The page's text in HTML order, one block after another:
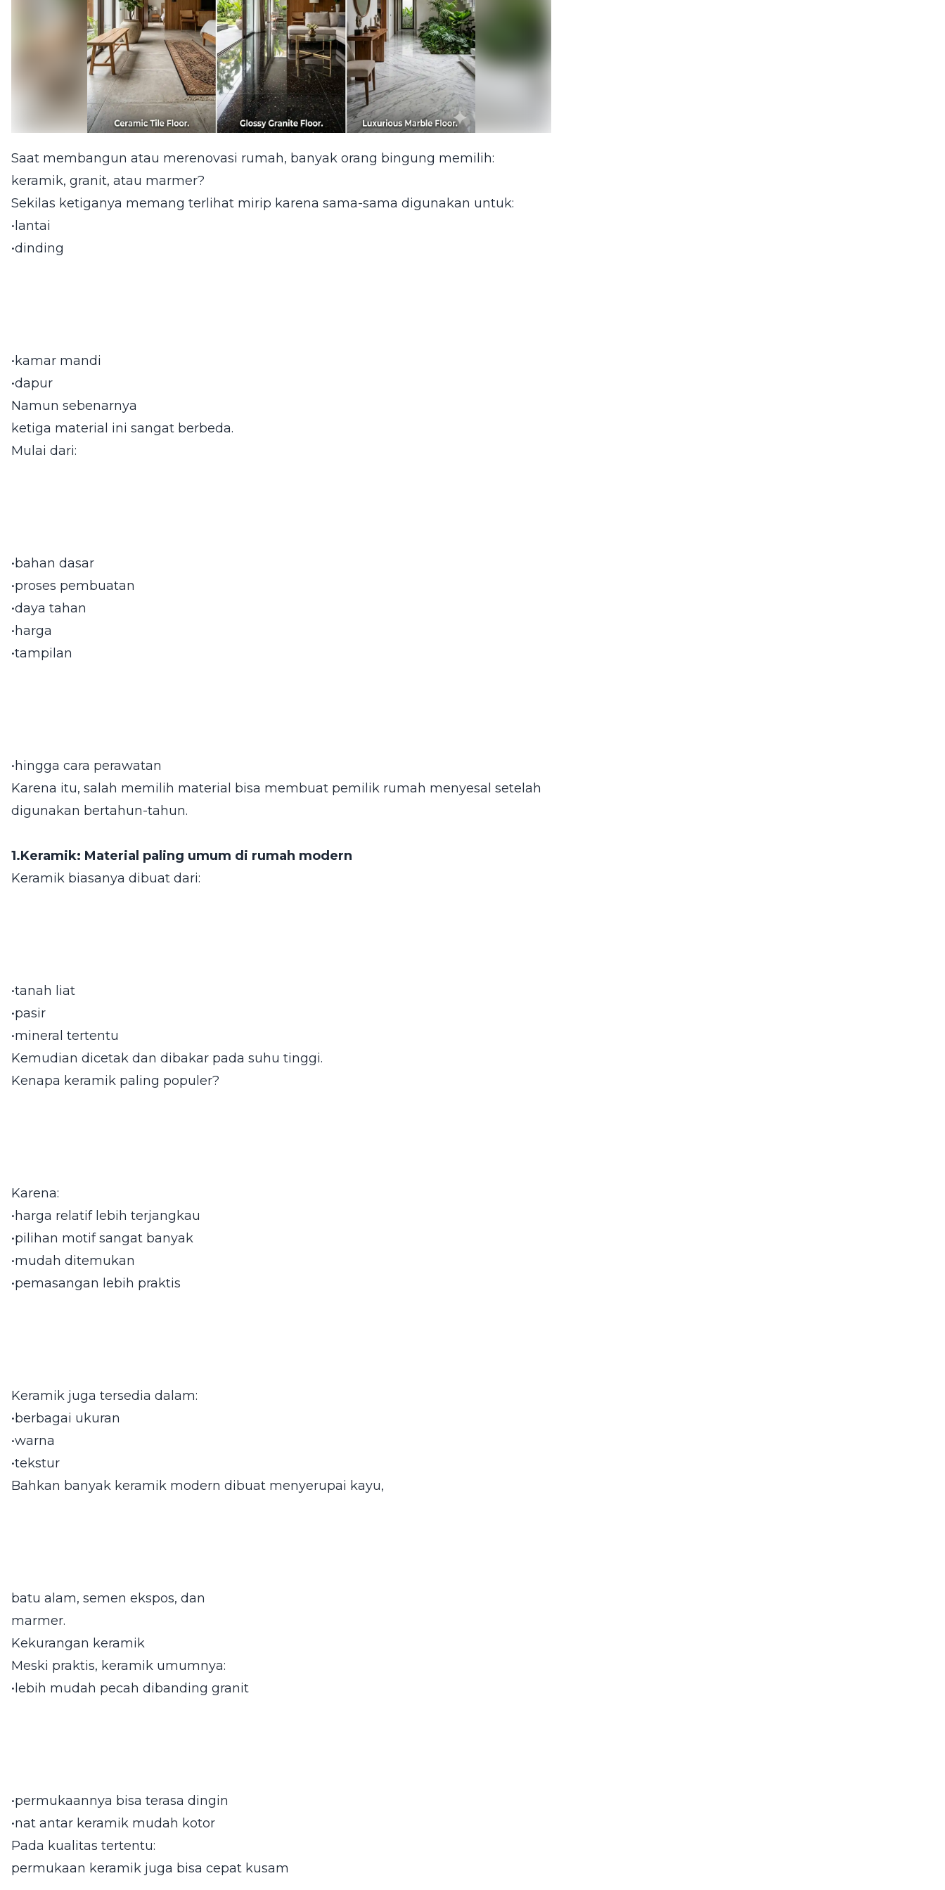
Saat membangun atau merenovasi rumah, banyak orang bingung memilih:
keramik, granit, atau marmer?
Sekilas ketiganya memang terlihat mirip karena sama-sama digunakan untuk:
•lantai
•dinding
•kamar mandi
•dapur
Namun sebenarnya
ketiga material ini sangat berbeda.
Mulai dari:
•bahan dasar
•proses pembuatan
•daya tahan
•harga
•tampilan
•hingga cara perawatan
Karena itu, salah memilih material bisa membuat pemilik rumah menyesal setelah
digunakan bertahun-tahun.
1.Keramik: Material paling umum di rumah modern
Keramik biasanya dibuat dari:
•tanah liat
•pasir
•mineral tertentu
Kemudian dicetak dan dibakar pada suhu tinggi.
Kenapa keramik paling populer?
Karena:
•harga relatif lebih terjangkau
•pilihan motif sangat banyak
•mudah ditemukan
•pemasangan lebih praktis
Keramik juga tersedia dalam:
•berbagai ukuran
•warna
•tekstur
Bahkan banyak keramik modern dibuat menyerupai kayu,
batu alam, semen ekspos, dan
marmer.
Kekurangan keramik
Meski praktis, keramik umumnya:
•lebih mudah pecah dibanding granit
•permukaannya bisa terasa dingin
•nat antar keramik mudah kotor
Pada kualitas tertentu:
permukaan keramik juga bisa cepat kusam